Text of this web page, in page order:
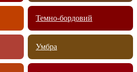
Темно-бордовий
Умбра